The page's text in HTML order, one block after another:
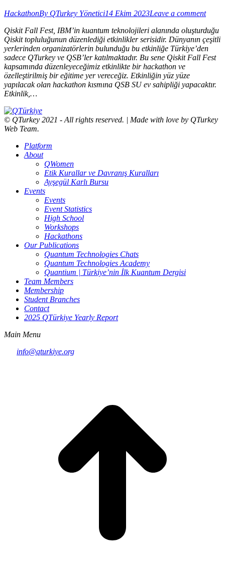
HackathonBy QTurkey Yönetici14 Ekim 2023Leave a comment
Qiskit Fall Fest, IBM’in kuantum teknolojileri alanında oluşturduğu
Qiskit topluluğunun düzenlediği etkinlikler serisidir. Dünyanın çeşitli
yerlerinden organizatörlerin bulunduğu bu etkinliğe Türkiye’den
sadece QTurkey ve QSB’ler katılmaktadır. Bu sene Qiskit Fall Fest
kapsamında düzenleyeceğimiz etkinlikte bir hackathon ve
özelleştirilmiş bir eğitime yer vereceğiz. Etkinliğin yüz yüze
yapılacak olan hackathon kısmına QSB SU ev sahipliği yapacaktır.
Etkinlik,…
© QTurkey 2021 - All rights reserved. | Made with love by QTurkey
Web Team.
Platform
About
QWomen
Etik Kurallar ve Davranış Kuralları
Ayşegül Karlı Bursu
Events
Events
Event Statistics
High School
Workshops
Hackathons
Our Publications
Quantum Technologies Chats
Quantum Technologies Academy
Quantium | Türkiye’nin İlk Kuantum Dergisi
Team Members
Membership
Student Branches
Contact
2025 QTürkiye Yearly Report
Main Menu
info@qturkiye.org